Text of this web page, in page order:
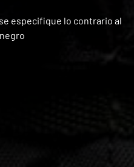
especifique lo contrario al